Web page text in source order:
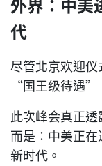
代
尽管北京欢迎
“国王级待遇”
此次峰会真正
而是：中美正
新时代。